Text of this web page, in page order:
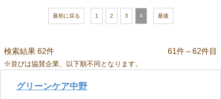
最初に戻る 1 2 3 4 最後
検索結果 62件 61件～62件目
※並びは協賛企業、以下順不同となります。
グリーンケア中野